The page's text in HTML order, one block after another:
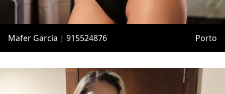
Mafer Garcia | 915524876 Porto